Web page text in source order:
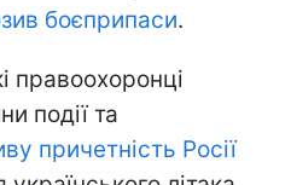
боєприпаси.
правоохоронці
події та
причетність Росії